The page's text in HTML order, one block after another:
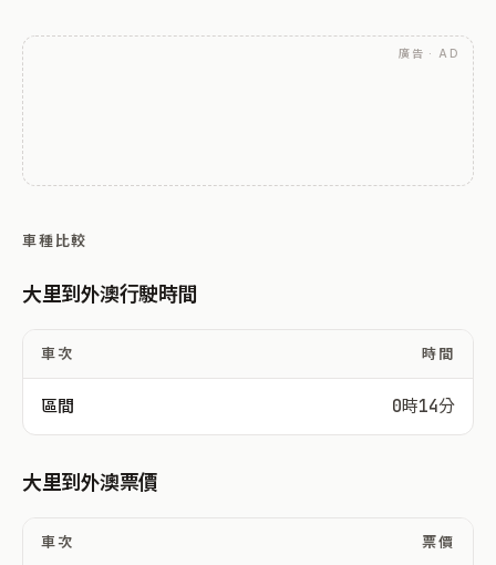
廣告 · AD
車種比較
大里到外澳行駛時間
車次 時間
區間 0時14分
大里到外澳票價
車次 票價